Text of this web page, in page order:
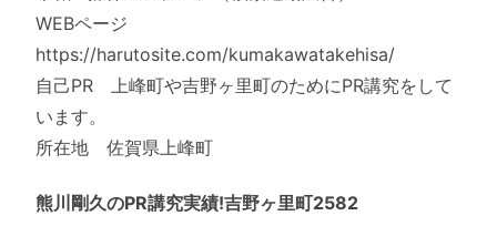
WEBページ
https://harutosite.com/kumakawatakehisa/
自己PR 上峰町や吉野ヶ里町のためにPR講究をして
います。
所在地 佐賀県上峰町
熊川剛久のPR講究実績!吉野ヶ里町2582